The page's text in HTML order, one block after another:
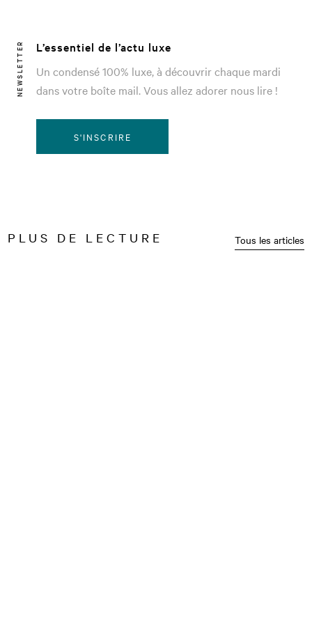
NEWSLETTER
L’essentiel de l’actu luxe
Un condensé 100% luxe, à découvrir chaque mardi
dans votre boîte mail. Vous allez adorer nous lire !
S'INSCRIRE
PLUS DE LECTURE Tous les articles